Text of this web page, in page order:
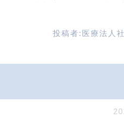
投稿者: 医療法人